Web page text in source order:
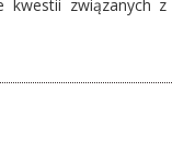
kwestii związanych